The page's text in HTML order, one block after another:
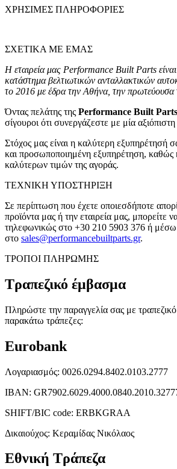
ΧΡΗΣΙΜΕΣ ΠΛΗΡΟΦΟΡΙΕΣ
ΣΧΕΤΙΚΑ ΜΕ ΕΜΑΣ
Η εταιρεία μας Performance Built Parts
κατάστημα βελτιωτικών ανταλλακτικών
το 2016 με έδρα την Αθήνα, την πρωτεύουσα
Όντας πελάτης της Performance Built Parts
σίγουροι ότι συνεργάζεστε με μία αξιόπιστη
Στόχος μας είναι η καλύτερη εξυπηρέτησή
και προσωποποιημένη εξυπηρέτηση,
καλύτερων τιμών της αγοράς.
ΤΕΧΝΙΚΗ ΥΠΟΣΤΗΡΙΞΗ
Σε περίπτωση που έχετε οποιεσδήποτε
προϊόντα μας ή την εταιρεία μας, μπορείτε
τηλεφωνικώς στο +30 210 5903 376 ή μέσω
στο sales@performancebuiltparts.gr.
ΤΡΟΠΟΙ ΠΛΗΡΩΜΗΣ
Τραπεζικό έμβασμα
Πληρώστε την παραγγελία σας με
παρακάτω τράπεζες:
Eurobank
Λογαριασμός: 0026.0294.8402.0103.2777
ΙΒΑΝ:
SHIFT/BIC code: ERBKGRAA
Δικαιούχος: Κεραμίδας Νικόλαος
Εθνική Τράπεζα